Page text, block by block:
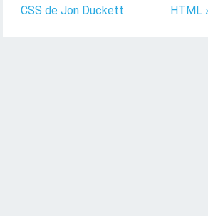
CSS de Jon Duckett
HTML